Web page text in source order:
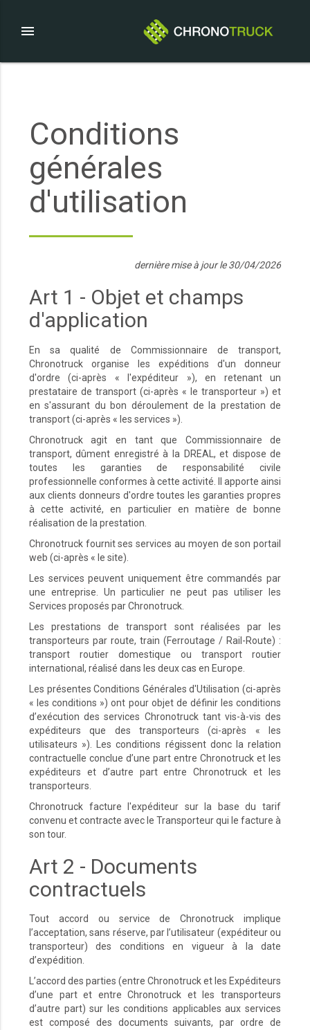
menu
Conditions
générales
d'utilisation
dernière mise à jour le 30/04/2026
Art 1 - Objet et champs
d'application
En sa qualité de Commissionnaire de transport,
Chronotruck organise les expéditions d'un donneur
d'ordre (ci-après « l'expéditeur »), en retenant un
prestataire de transport (ci-après « le transporteur ») et
en s'assurant du bon déroulement de la prestation de
transport (ci-après « les services »).
Chronotruck agit en tant que Commissionnaire de
transport, dûment enregistré à la DREAL, et dispose de
toutes les garanties de responsabilité civile
professionnelle conformes à cette activité. Il apporte ainsi
aux clients donneurs d'ordre toutes les garanties propres
à cette activité, en particulier en matière de bonne
réalisation de la prestation.
Chronotruck fournit ses services au moyen de son portail
web (ci-après « le site).
Les services peuvent uniquement être commandés par
une entreprise. Un particulier ne peut pas utiliser les
Services proposés par Chronotruck.
Les prestations de transport sont réalisées par les
transporteurs par route, train (Ferroutage / Rail-Route) :
transport routier domestique ou transport routier
international, réalisé dans les deux cas en Europe.
Les présentes Conditions Générales d'Utilisation (ci-après
« les conditions ») ont pour objet de définir les conditions
d’exécution des services Chronotruck tant vis-à-vis des
expéditeurs que des transporteurs (ci-après « les
utilisateurs »). Les conditions régissent donc la relation
contractuelle conclue d’une part entre Chronotruck et les
expéditeurs et d’autre part entre Chronotruck et les
transporteurs.
Chronotruck facture l'expéditeur sur la base du tarif
convenu et contracte avec le Transporteur qui le facture à
son tour.
Art 2 - Documents
contractuels
Tout accord ou service de Chronotruck implique
l’acceptation, sans réserve, par l’utilisateur (expéditeur ou
transporteur) des conditions en vigueur à la date
d’expédition.
L’accord des parties (entre Chronotruck et les Expéditeurs
d’une part et entre Chronotruck et les transporteurs
d’autre part) sur les conditions applicables aux services
est composé des documents suivants, par ordre de